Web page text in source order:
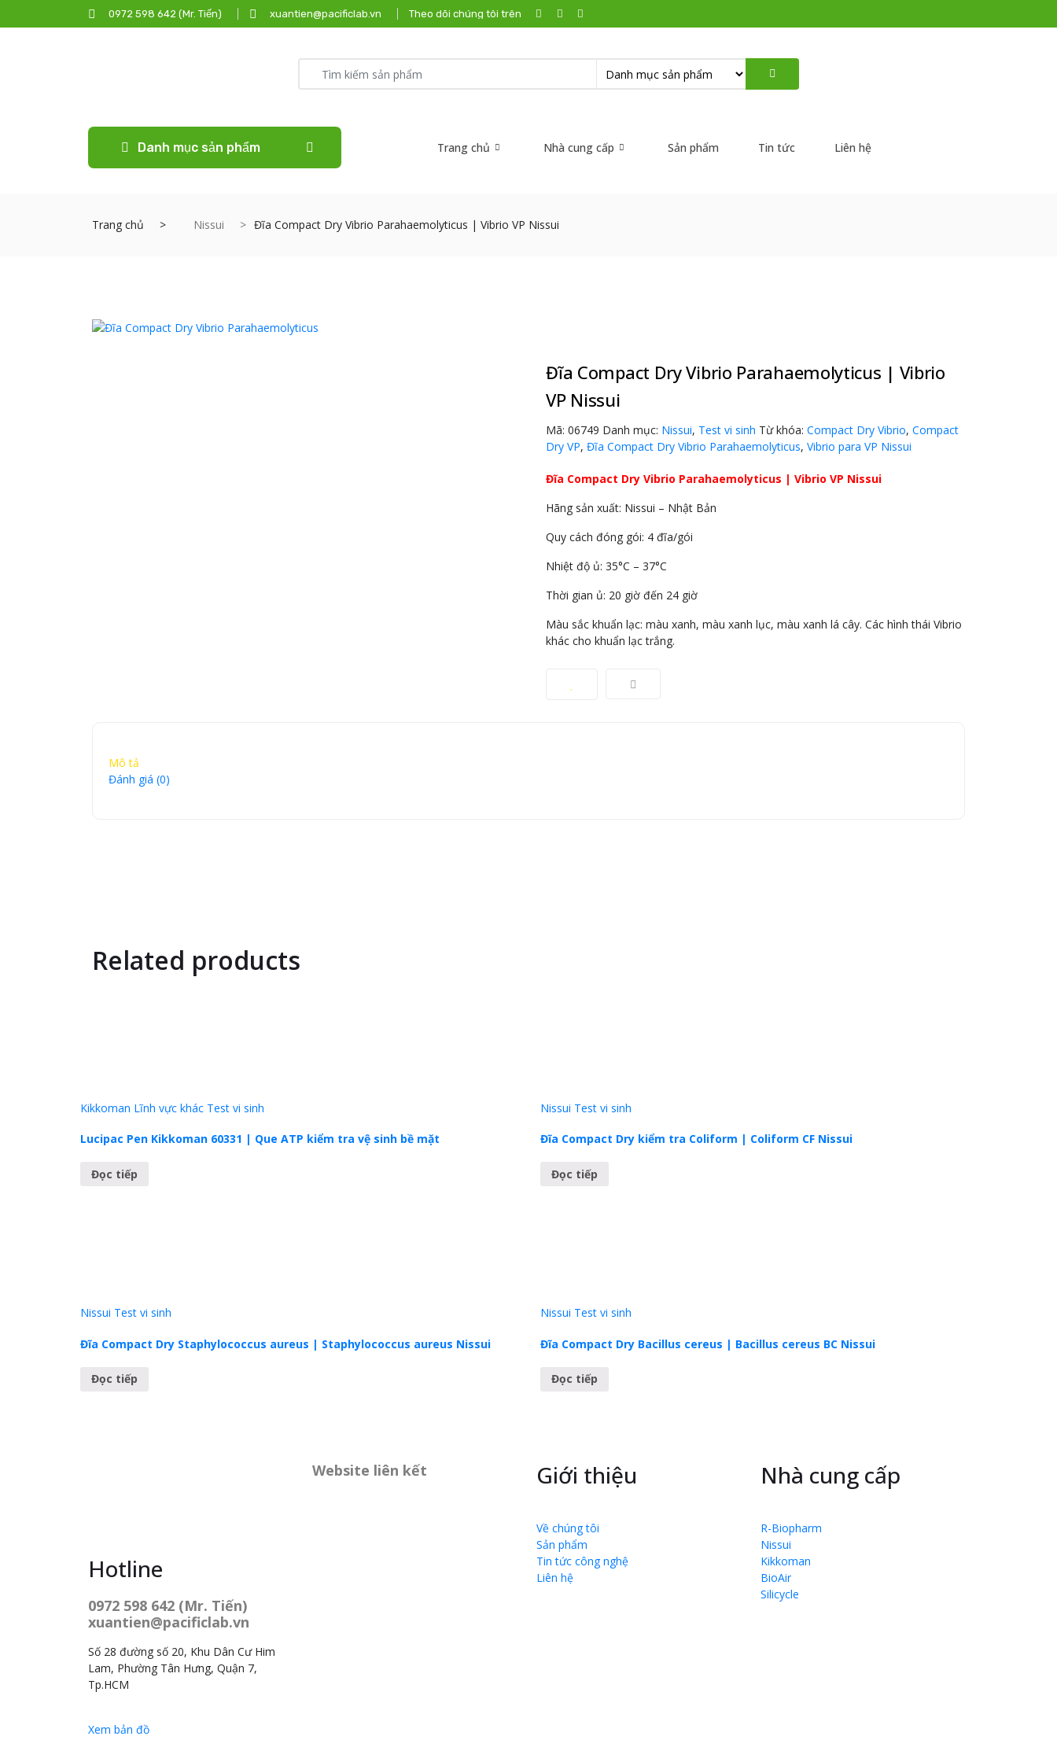
0972 598 642 (Mr. Tiến) xuantien@pacificlab.vn Theo dõi chúng tôi trên
Danh mục sản phẩm Trang chủ Nhà cung cấp Sản phẩm Tin tức Liên hệ
Trang chủ Nissui Đĩa Compact Dry Vibrio Parahaemolyticus | Vibrio VP Nissui
Đĩa Compact Dry Vibrio Parahaemolyticus | Vibrio
VP Nissui
Mã:06749 Danh mục: Nissui, Test vi sinh Từ khóa:Compact Dry Vibrio,Compact
Dry VP,Đĩa Compact Dry Vibrio Parahaemolyticus,Vibrio para VP Nissui
Đĩa Compact Dry Vibrio Parahaemolyticus | Vibrio VP Nissui
Hãng sản xuất: Nissui – Nhật Bản
Quy cách đóng gói: 4 đĩa/gói
Nhiệt độ ủ: 35°C – 37°C
Thời gian ủ: 20 giờ đến 24 giờ
Màu sắc khuẩn lạc: màu xanh, màu xanh lục, màu xanh lá cây. Các hình thái Vibrio
khác cho khuẩn lạc trắng.
Mô tả
Đánh giá (0)
Related products
Kikkoman Lĩnh vực khác Test vi sinh
Lucipac Pen Kikkoman 60331 | Que ATP kiểm tra vệ sinh bề mặt
Đọc tiếp
Nissui Test vi sinh
Đĩa Compact Dry kiểm tra Coliform | Coliform CF Nissui
Đọc tiếp
Nissui Test vi sinh
Đĩa Compact Dry Staphylococcus aureus | Staphylococcus aureus Nissui
Đọc tiếp
Nissui Test vi sinh
Đĩa Compact Dry Bacillus cereus | Bacillus cereus BC Nissui
Đọc tiếp
Hotline
0972 598 642 (Mr. Tiến)
xuantien@pacificlab.vn
Số 28 đường số 20, Khu Dân Cư Him
Lam, Phường Tân Hưng, Quận 7,
Tp.HCM
Xem bản đồ
Website liên kết Giới thiệu
Về chúng tôi
Sản phẩm
Tin tức công nghệ
Liên hệ
Nhà cung cấp
R-Biopharm
Nissui
Kikkoman
BioAir
Silicycle